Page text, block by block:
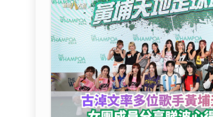
古淖文率多位歌手黃埔天地美食坊演出 女團
19/07/2026